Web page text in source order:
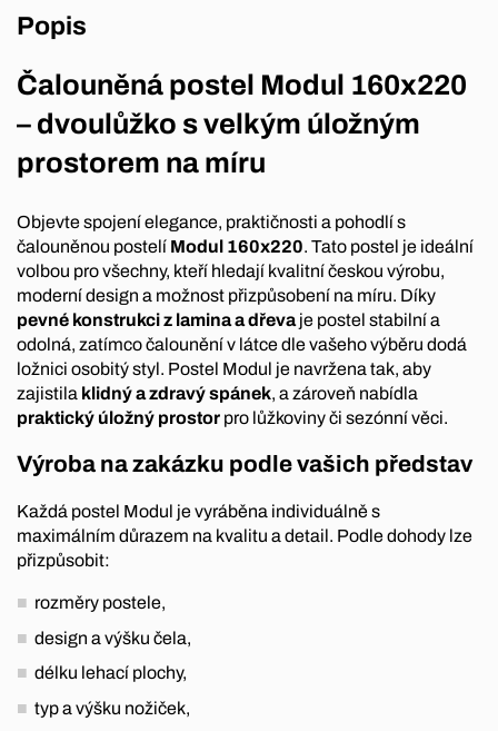
Popis
Čalouněná postel Modul 160x220
– dvoulůžko s velkým úložným
prostorem na míru
Objevte spojení elegance, praktičnosti a pohodlí s
čalouněnou postelí Modul 160x220. Tato postel je ideální
volbou pro všechny, kteří hledají kvalitní českou výrobu,
moderní design a možnost přizpůsobení na míru. Díky
pevné konstrukci z lamina a dřevaje postel stabilní a
odolná, zatímco čalounění v látce dle vašeho výběru dodá
ložnici osobitý styl. Postel Modul je navržena tak, aby
zajistila klidný a zdravý spánek, a zároveň nabídla
praktický úložný prostor pro lůžkoviny či sezónní věci.
Výroba na zakázku podle vašich představ
Každá postel Modul je vyráběna individuálně s
maximálním důrazem na kvalitu a detail. Podle dohody lze
přizpůsobit:
rozměry postele,
design a výšku čela,
délku lehací plochy,
typ a výšku nožiček,